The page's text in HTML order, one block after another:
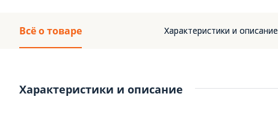
Всё о товаре Характеристики и описание
Характеристики и описание